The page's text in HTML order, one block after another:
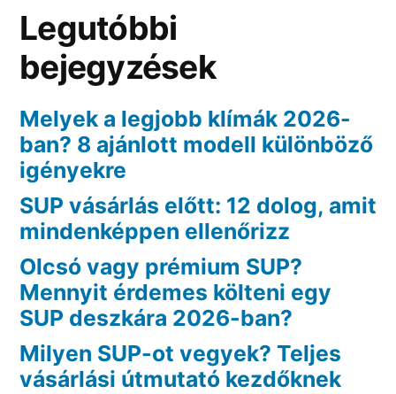
Legutóbbi
bejegyzések
Melyek a legjobb klímák 2026-
ban? 8 ajánlott modell különböző
igényekre
SUP vásárlás előtt: 12 dolog, amit
mindenképpen ellenőrizz
Olcsó vagy prémium SUP?
Mennyit érdemes költeni egy
SUP deszkára 2026-ban?
Milyen SUP-ot vegyek? Teljes
vásárlási útmutató kezdőknek